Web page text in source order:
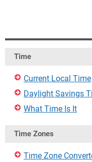
Time
Current Local Time
Daylight Savings
What Time Is It
Time Zones
Time Zone